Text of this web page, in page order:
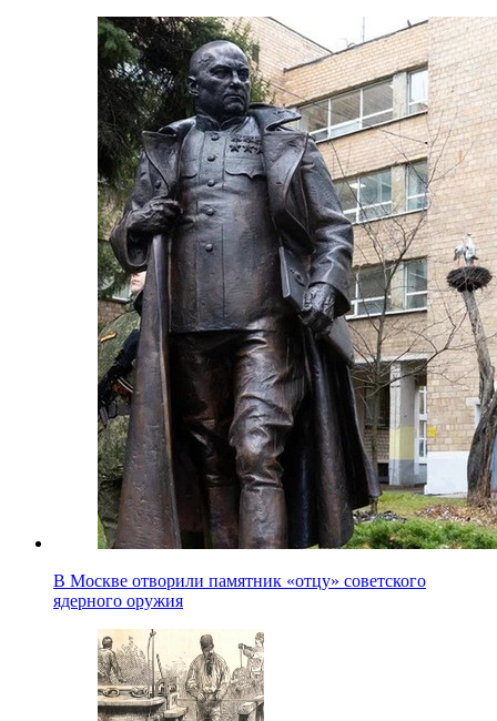
В Москве отворили памятник «отцу» советского
ядерного оружия